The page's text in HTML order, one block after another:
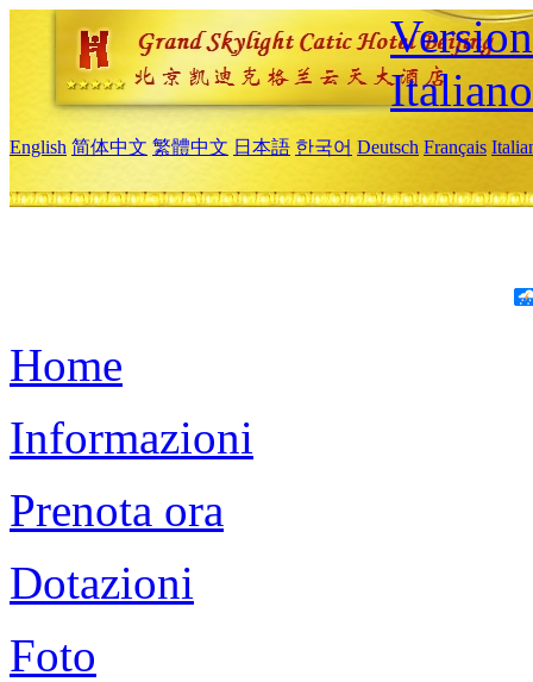
Italiano
English 简体中文 繁體中文 日本語 한국어 Deutsch Français
Home
Informazioni
Prenota ora
Dotazioni
Foto